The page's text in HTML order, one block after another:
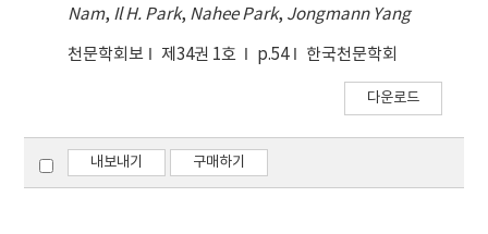
Nam, Il H. Park, Nahee Park, Jongmann Yang
천문학회보 제34권 1호 p.54 한국천문학회
다운로드
내보내기 구매하기